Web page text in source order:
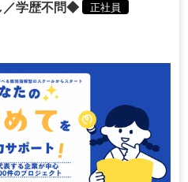
／学歴不問◆
正社員